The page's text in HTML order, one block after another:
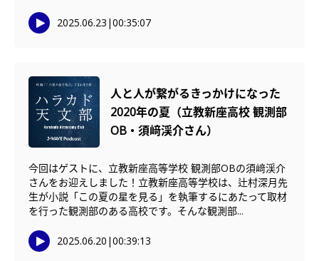
2025.06.23 |00:35:07
人と人が繋がるきっかけになった
2020年の夏（立教新座高校 観測部
OB・須﨑渓介さん）
今回はゲストに、立教新座高等学校 観測部OBの須﨑渓介
さんをお迎えしました！立教新座高等学校は、辻村深月先
生が小説「この夏の星を見る」を執筆するにあたって取材
を行った観測部のある高校です。そんな観測部...
2025.06.20 |00:39:13